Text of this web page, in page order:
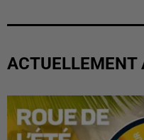
ACTUELLEMENT